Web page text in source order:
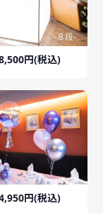
円(税込)
円(税込)